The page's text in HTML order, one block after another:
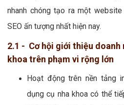
nhanh chóng tạo ra một
SEO ấn tượng nhất hiện nay.
2.1 - Cơ hội giới thiệu doanh
khoa trên phạm vi rộng lớn
Hoạt động trên nền tảng
dụng cụ nha khoa có thể